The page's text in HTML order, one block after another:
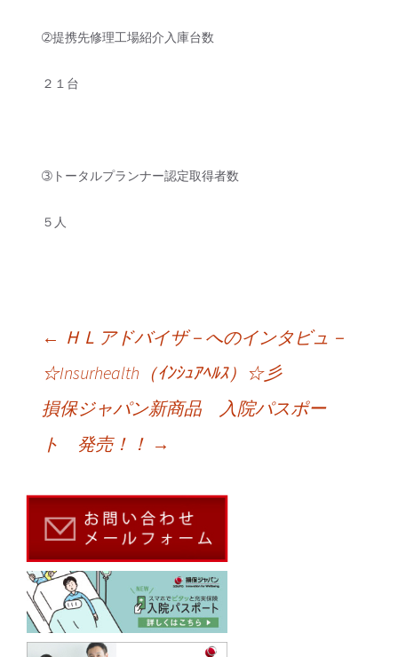
➁提携先修理工場紹介入庫台数
２１台
➂トータルプランナー認定取得者数
５人
投稿ナビゲーション
← ＨＬアドバイザ－へのインタビュ－
☆Insurhealth（ｲﾝｼｭｱﾍﾙｽ）☆彡
損保ジャパン新商品 入院パスポー
ト 発売！！ →